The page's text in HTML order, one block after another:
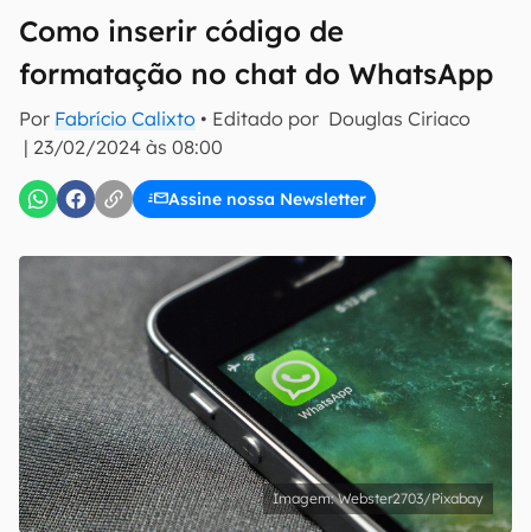
Como inserir código de
formatação no chat do WhatsApp
Por Fabrício Calixto • Editado por Douglas Ciriaco
| 23/02/2024 às 08:00
Assine nossa Newsletter
inscreva-se
Confirmo que li, aceito e concordo com os
Webster2703/Pixabay